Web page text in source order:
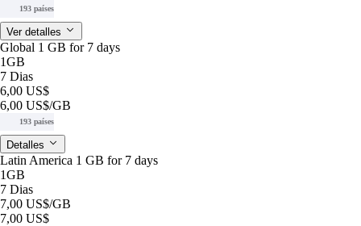
193 países
Ver detalles
Global 1 GB for 7 days
1GB
7 Dias
6,00 US$
6,00 US$/GB
193 países
Detalles
Latin America 1 GB for 7 days
1GB
7 Dias
7,00 US$/GB
7,00 US$